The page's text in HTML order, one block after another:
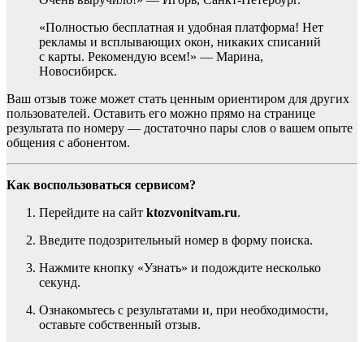
«Полностью бесплатная и удобная платформа! Нет
рекламы и всплывающих окон, никаких списаний
с карты. Рекомендую всем!» — Марина,
Новосибирск.
Ваш отзыв тоже может стать ценным ориентиром для других
пользователей. Оставить его можно прямо на странице
результата по номеру — достаточно пары слов о вашем опыте
общения с абонентом.
Как воспользоваться сервисом?
Перейдите на сайт ktozvonitvam.ru.
Введите подозрительный номер в форму поиска.
Нажмите кнопку «Узнать» и подождите несколько
секунд.
Ознакомьтесь с результатами и, при необходимости,
оставьте собственный отзыв.